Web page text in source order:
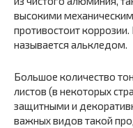
высокими
противостоит
называется алькледом.
Большое количество
листов (в некоторых
защитными и
важных видов такой